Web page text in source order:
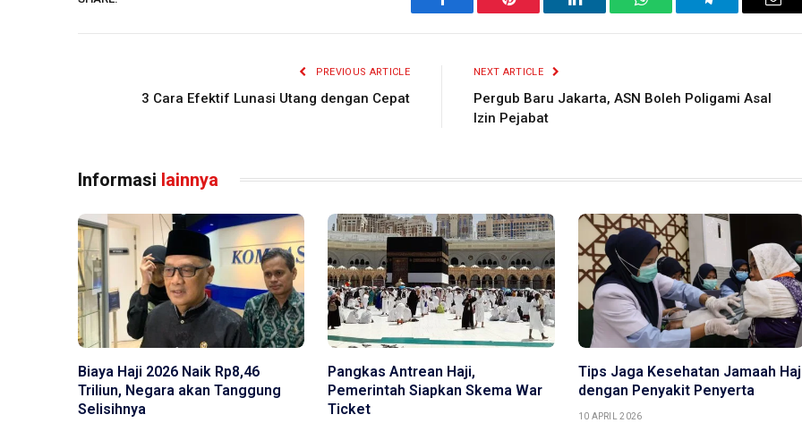
Facebook Pinterest LinkedIn WhatsAppTelegram
PREVIOUS ARTICLE
3 Cara Efektif Lunasi Utang dengan Cepat
NEXT ARTICLE
Pergub Baru Jakarta, ASN Boleh Poligami Asal
Izin Pejabat
Informasi lainnya
Biaya Haji 2026 Naik Rp8,46
Triliun, Negara akan Tanggung
Selisihnya
Pangkas Antrean Haji,
Pemerintah Siapkan Skema War
Ticket
Tips Jaga Kesehatan Jamaah
dengan Penyakit Penyerta
10 APRIL 2026